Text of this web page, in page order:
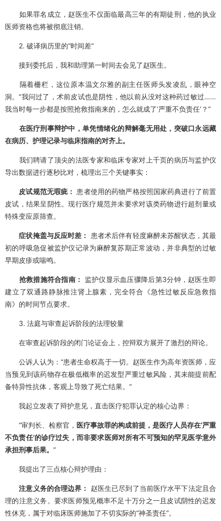
如果罪名成立，赵医生不仅面临最高三年的有期徒刑，他的执业
医师资格也将被彻底注销。
2. 破译病历里的“时间差”
接到委托后，我和助理第一时间去会见了赵医生。
隔着栅栏，这位原本温文尔雅的副主任医师头发凌乱，眼神空
洞。“我问过了，术前皮试也是阴性，他以前从没对这种药过敏过……
我当时每一步都是按照抢救指南来的，怎么就成了‘严重不负责任’？”
在医疗刑事辩护中，单凭情绪化的辩解毫无用处，突破口永远藏
在病历、护理记录与临床指南的对齐上。
我们聘请了顶尖的法医专家和临床专家对上千页的病历与监护仪
导出数据进行逐秒比对，梳理出三个关键事实：
皮试规范无瑕疵： 患者使用的药物严格按照国家药典进行了前置
皮试，结果呈阴性。现行医疗规范并未要求对该类药物进行超剂量或
特殊变应原筛查。
症状掩盖与反应时差：
患者术后伴有轻度麻醉未苏醒状态，其最
初的呼吸急促被监护仪记录为麻醉复苏期正常波动，并非典型的过敏
早期皮疹或喘鸣。
抢救措施符合指南：
监护仪显示血压骤降后第3分钟，赵医生即
建立了双通路静脉推注肾上腺素，完全符合《急性过敏反应急救指
南》的时间节点要求。
3. 法庭与审查起诉阶段的法理较量
在审查起诉阶段的闭门论证会上，控辩双方展开了激烈的辩论。
公诉人认为：“患者生命权高于一切。赵医生作为高年资医师，应
当预见到该药物存在极低概率的迟发型严重过敏风险，其未能提前配
备特异性抗体，客观上导致了死亡结果。”
我起立发表了辩护意见，直击医疗犯罪认定的核心边界：
“审判长、检察官， 医疗事故罪的构成前提，是医疗人员存在‘严重
不负责任’的诊疗过失，而非要求医师对所有不可预知的罕见医学意外
承担刑事后果。 ”
我提出了三点核心辩护理由：
注意义务的合理边界：
赵医生已尽到了当前医疗水平下法定且合
理的注意义务。要求医师预见概率不足十万分之一且皮试阴性的迟发
性休克，属于对临床医师施加了不切实际的“神圣责任”。